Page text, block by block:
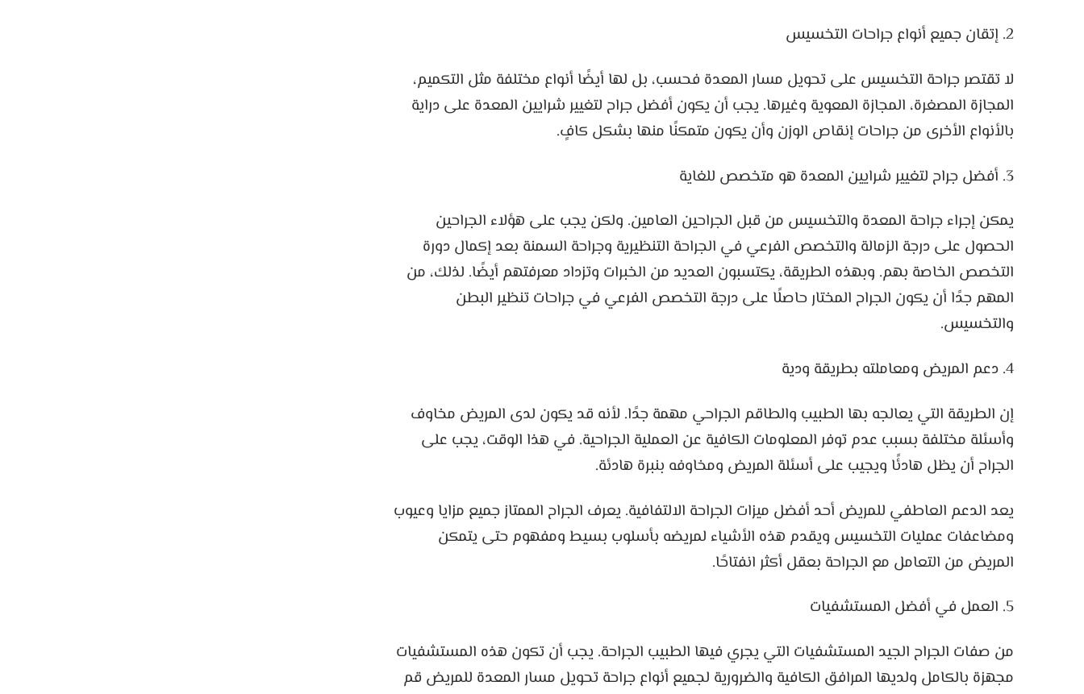
2. إتقان جميع أنواع جراحات التخسيس
لا تقتصر جراحة التخسيس على تحويل مسار المعدة فحسب، بل لها أيضًا أنواع مختلفة مثل التكميم،
المجازة المصغرة، المجازة المعوية وغيرها. يجب أن يكون أفضل جراح لتغيير شرايين المعدة على دراية
بالأنواع الأخرى من جراحات إنقاص الوزن وأن يكون متمكنًا منها بشكل كافٍ.
3. أفضل جراح لتغيير شرايين المعدة هو متخصص للغاية
يمكن إجراء جراحة المعدة والتخسيس من قبل الجراحين العامين. ولكن يجب على هؤلاء الجراحين
الحصول على درجة الزمالة والتخصص الفرعي في الجراحة التنظيرية وجراحة السمنة بعد إكمال دورة
التخصص الخاصة بهم. وبهذه الطريقة، يكتسبون العديد من الخبرات وتزداد معرفتهم أيضًا. لذلك، من
المهم جدًا أن يكون الجراح المختار حاصلًا على درجة التخصص الفرعي في جراحات تنظير البطن
والتخسيس.
4. دعم المريض ومعاملته بطريقة ودية
إن الطريقة التي يعالجه بها الطبيب والطاقم الجراحي مهمة جدًا. لأنه قد يكون لدى المريض مخاوف
وأسئلة مختلفة بسبب عدم توفر المعلومات الكافية عن العملية الجراحية. في هذا الوقت، يجب على
الجراح أن يظل هادئًا ويجيب على أسئلة المريض ومخاوفه بنبرة هادئة.
يعد الدعم العاطفي للمريض أحد أفضل ميزات الجراحة الالتفافية. يعرف الجراح الممتاز جميع مزايا وعيوب
ومضاعفات عمليات التخسيس ويقدم هذه الأشياء لمريضه بأسلوب بسيط ومفهوم حتى يتمكن
المريض من التعامل مع الجراحة بعقل أكثر انفتاحًا.
5. العمل في أفضل المستشفيات
من صفات الجراح الجيد المستشفيات التي يجري فيها الطبيب الجراحة. يجب أن تكون هذه المستشفيات
مجهزة بالكامل ولديها المرافق الكافية والضرورية لجميع أنواع جراحة تحويل مسار المعدة للمريض قم